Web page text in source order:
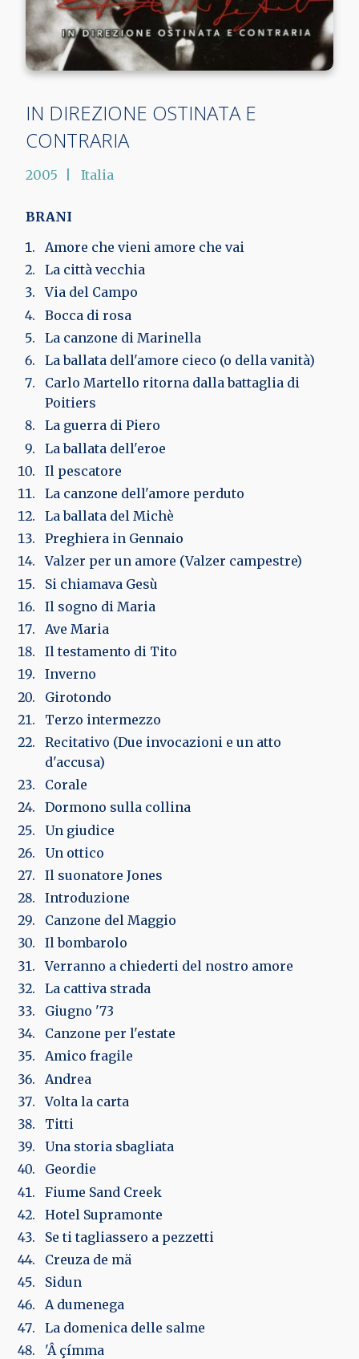
IN DIREZIONE OSTINATA E
CONTRARIA
2005 Italia
BRANI
Amore che vieni amore che vai
La città vecchia
Via del Campo
Bocca di rosa
La canzone di Marinella
La ballata dell'amore cieco (o della vanità)
Carlo Martello ritorna dalla battaglia di
Poitiers
La guerra di Piero
La ballata dell'eroe
Il pescatore
La canzone dell'amore perduto
La ballata del Michè
Preghiera in Gennaio
Valzer per un amore (Valzer campestre)
Si chiamava Gesù
Il sogno di Maria
Ave Maria
Il testamento di Tito
Inverno
Girotondo
Terzo intermezzo
Recitativo (Due invocazioni e un atto
d'accusa)
Corale
Dormono sulla collina
Un giudice
Un ottico
Il suonatore Jones
Introduzione
Canzone del Maggio
Il bombarolo
Verranno a chiederti del nostro amore
La cattiva strada
Giugno '73
Canzone per l'estate
Amico fragile
Andrea
Volta la carta
Titti
Una storia sbagliata
Geordie
Fiume Sand Creek
Hotel Supramonte
Se ti tagliassero a pezzetti
Creuza de mä
Sidun
A dumenega
La domenica delle salme
'Â çímma